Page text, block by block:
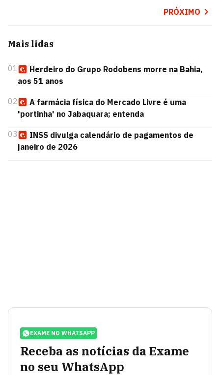
PRÓXIMO
Mais lidas
01
Herdeiro do Grupo Rodobens morre na Bahia,
aos 51 anos
02
A farmácia física do Mercado Livre é uma
'portinha' no Jabaquara; entenda
03
INSS divulga calendário de pagamentos de
janeiro de 2026
EXAME NO WHATSAPP
Receba as notícias da Exame
no seu WhatsApp